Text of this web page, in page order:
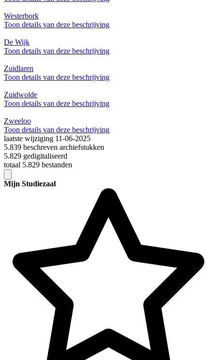
Westerbork
Toon details van deze beschrijving
De Wijk
Toon details van deze beschrijving
Zuidlaren
Toon details van deze beschrijving
Zuidwolde
Toon details van deze beschrijving
Zweeloo
Toon details van deze beschrijving
laatste wijziging 11-06-2025
5.839 beschreven archiefstukken
5.829 gedigitaliseerd
totaal 5.829 bestanden
Mijn Studiezaal